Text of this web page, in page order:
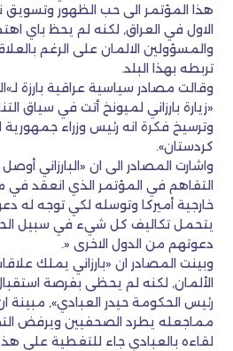
هذا المؤتمر الى حب الظهور
الاول في العراق, لكنه لم يحظ باي
والمسؤولين الالمان على الرغم
تربطه بهذا البلد.
وقالت مصادر سياسية عراقية بارزة
«زيارة بارزاني لميونخ أتت في سياق
وترسيخ فكرة انه رئيس وزراء جمهورية
كردستان».
واشارت المصادر الى ان «البارزاني
التقاهم في المؤتمر الذي انعقد في
خارجية أميركا وتوسله لكي توجه له
يتحمل تكاليف كل شيء في سبيل
دعوتهم من الدول الاخرى «.
وبينت المصادر ان «بارزاني يملك
الألمان, لكنه لم يحظى بفرصة
رئيس الحكومة حيدر العبادي», مبينة
مماجعله يطرد الصحفيين ويرفض
لقاءه بالعبادي جاء للتغطية على